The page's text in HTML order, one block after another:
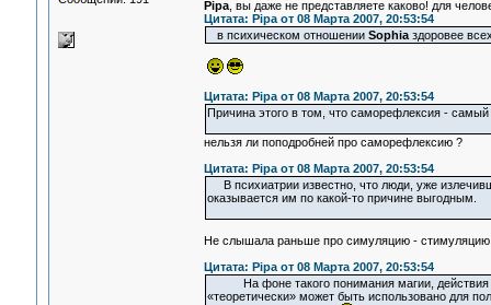
Pipa, вы даже не представляете каково! для
Цитата: Pipa от 08 Марта 2007, 20:53:54
в психическом отношении Sophiaздоровее
Цитата: Pipa от 08 Марта 2007, 20:53:54
Причина этого в том, что саморефлексия - самый
нельзя ли поподробней про саморефлексию ?
Цитата: Pipa от 08 Марта 2007, 20:53:54
В психиатрии известно, что люди, уже
оказывается им по какой-то причине выгодным.
Не слышала раньше про симуляцию -
Цитата: Pipa от 08 Марта 2007, 20:53:54
На фоне такого понимания магии, действия
«теоретически» может быть использовано для